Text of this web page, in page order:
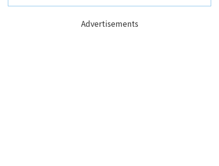
Advertisements